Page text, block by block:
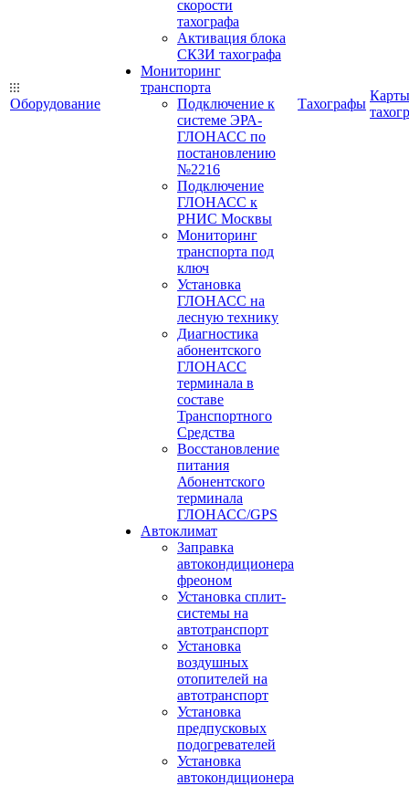
Оборудование
скорости
тахографа
Активация блока
СКЗИ тахографа
Мониторинг
транспорта
Подключение к
системе ЭРА-
ГЛОНАСС по
постановлению
№2216
Подключение
ГЛОНАСС к
РНИС Москвы
Мониторинг
транспорта под
ключ
Установка
ГЛОНАСС на
лесную технику
Диагностика
абонентского
ГЛОНАСС
терминала в
составе
Транспортного
Средства
Восстановление
питания
Абонентского
терминала
ГЛОНАСС/GPS
Автоклимат
Заправка
автокондиционера
фреоном
Установка сплит-
системы на
автотранспорт
Установка
воздушных
отопителей на
автотранспорт
Установка
предпусковых
подогревателей
Установка
автокондиционера
Тахографы
Карты